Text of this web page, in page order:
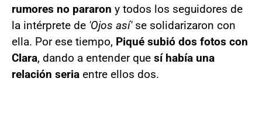
rumores no pararon y todos los seguidores de
la intérprete de 'Ojos así'se solidarizaron con
ella. Por ese tiempo, Piqué subió dos fotos con
Clara, dando a entender que sí había una
relación seria entre ellos dos.